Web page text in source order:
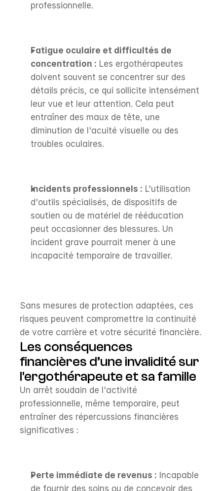
professionnelle.
Fatigue oculaire et difficultés de
concentration : Les ergothérapeutes
doivent souvent se concentrer sur des
détails précis, ce qui sollicite intensément
leur vue et leur attention. Cela peut
entraîner des maux de tête, une
diminution de l'acuité visuelle ou des
troubles oculaires.
Incidents professionnels : L'utilisation
d'outils spécialisés, de dispositifs de
soutien ou de matériel de rééducation
peut occasionner des blessures. Un
incident grave pourrait mener à une
incapacité temporaire de travailler.
Sans mesures de protection adaptées, ces
risques peuvent compromettre la continuité
de votre carrière et votre sécurité financière.
Les conséquences
financières d’une invalidité sur
l'ergothérapeute et sa famille
Un arrêt soudain de l'activité
professionnelle, même temporaire, peut
entraîner des répercussions financières
significatives :
Perte immédiate de revenus : Incapable
de fournir des soins ou de concevoir des